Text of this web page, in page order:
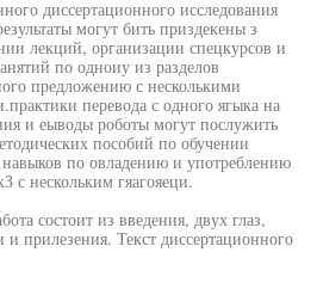
диссертационного исследования
могут бить приздекены з
лекций, организации спецкурсов и
по одноиу из разделов
предложению с несколькими
перевода с одного ягыка на
и еыводы роботы могут послужить
пособий по обучении
по овладению и употреблению
с нескольким гяагояеци.
состоит из введения, двух глаз,
прилезения. Текст диссертационного